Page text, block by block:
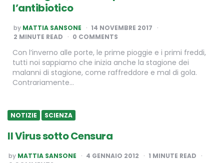
l’antibiotico
POSTED
BY
by MATTIA SANSONE
14 NOVEMBRE 2017
2 MINUTE READ 0 COMMENTS
Con l’inverno alle porte, le prime pioggie e i primi freddi,
tutti noi sappiamo che inizia anche la stagione dei
malanni di stagione, come raffreddore e mal di gola.
Contrariamente…
NOTIZIE SCIENZA
Il Virus sotto Censura
POSTED
BY
by MATTIA SANSONE 4 GENNAIO 2012 1 MINUTE READ